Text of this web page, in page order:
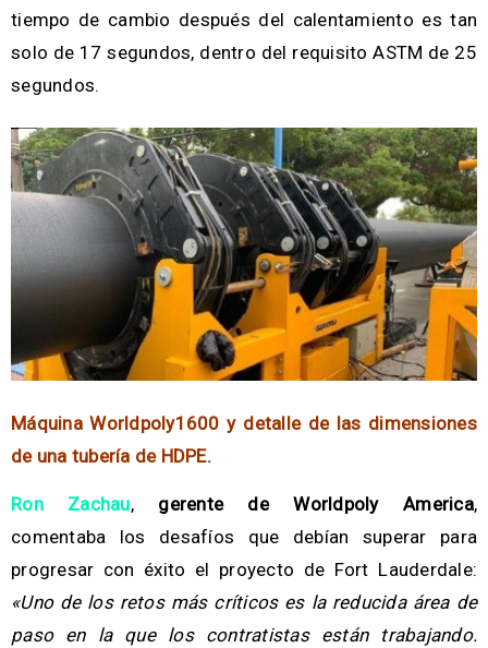
tiempo de cambio después del calentamiento es tan
solo de 17 segundos, dentro del requisito ASTM de 25
segundos.
Máquina Worldpoly1600 y detalle de las dimensiones
de una tubería de HDPE.
Ron Zachau, gerente de Worldpoly America,
comentaba los desafíos que debían superar para
progresar con éxito el proyecto de Fort Lauderdale:
«Uno de los retos más críticos es la reducida área de
paso en la que los contratistas están trabajando.